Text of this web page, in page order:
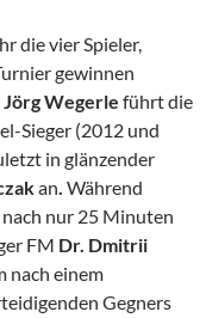
die vier Spieler,
gewinnen
Jörg Wegerle führt die
Sieger (2012 und
in glänzender
an. Während
nur 25 Minuten
FM Dr. Dmitrii
nach einem
Gegners